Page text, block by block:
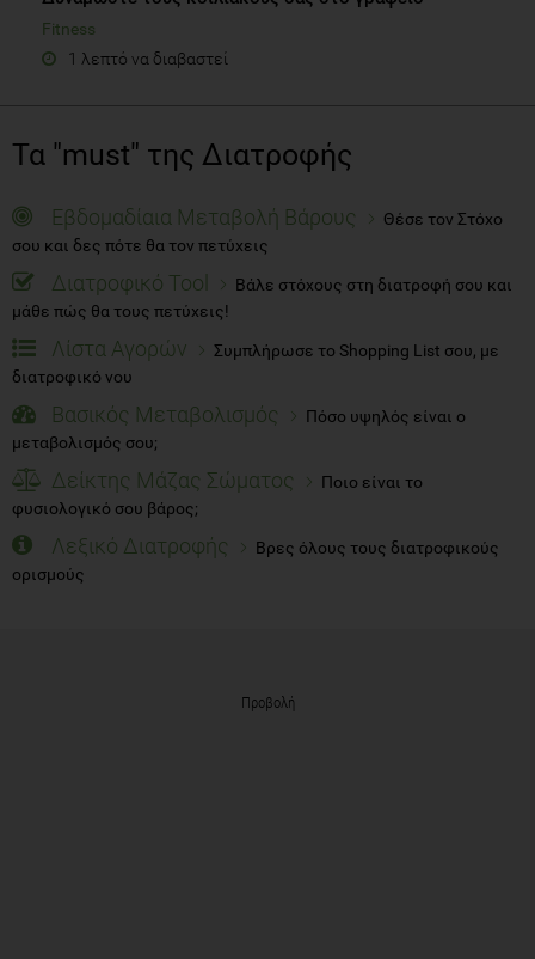
Fitness
1 λεπτό να διαβαστεί
Τα "must" της Διατροφής
Εβδομαδίαια Μεταβολή Βάρους
Θέσε τον Στόχο
σου και δες πότε θα τον πετύχεις
Διατροφικό Tool
Βάλε στόχους στη διατροφή σου και
μάθε πώς θα τους πετύχεις!
Λίστα Αγορών
Συμπλήρωσε το Shopping List σου, με
διατροφικό νου
Βασικός Μεταβολισμός
Πόσο υψηλός είναι ο
μεταβολισμός σου;
Δείκτης Μάζας Σώματος
Ποιο είναι το
φυσιολογικό σου βάρος;
Λεξικό Διατροφής
Βρες όλους τους διατροφικούς
ορισμούς
Προβολή